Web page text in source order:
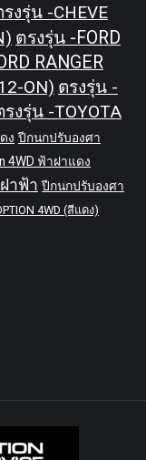
รงรุ่น -CHEVE
ตรงรุ่น -FORD
RANGER
ON) ตรงรุ่น -
รงรุ่น -TOYOTA
ง ปีกนกปรับองศา
4WD ฟ้าฝาแดง
าฟ้า ปีกนกปรับองศา
4WD (สีแดง)